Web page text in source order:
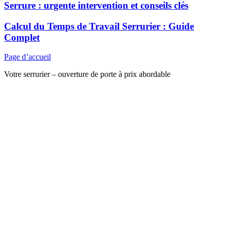
Serrure : urgente intervention et conseils clés
Calcul du Temps de Travail Serrurier : Guide
Complet
Page d’accueil
Votre serrurier – ouverture de porte à prix abordable